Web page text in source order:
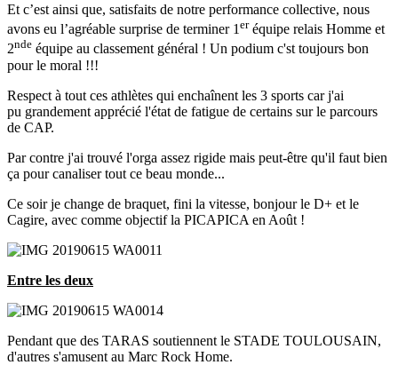
Et c’est ainsi que, satisfaits de notre performance collective, nous
avons eu l’agréable surprise de terminer 1 eréquipe relais Homme et
2nde équipe au classement général ! Un podium c'st toujours bon
pour le moral !!!
Respect à tout ces athlètes qui enchaînent les 3 sports car j'ai
pu grandement apprécié l'état de fatigue de certains sur le parcours
de CAP.
Par contre j'ai trouvé l'orga assez rigide mais peut-être qu'il faut bien
ça pour canaliser tout ce beau monde...
Ce soir je change de braquet, fini la vitesse, bonjour le D+ et le
Cagire, avec comme objectif la PICAPICA en Août !
Entre les deux
Pendant que des TARAS soutiennent le STADE TOULOUSAIN,
d'autres s'amusent au Marc Rock Home.